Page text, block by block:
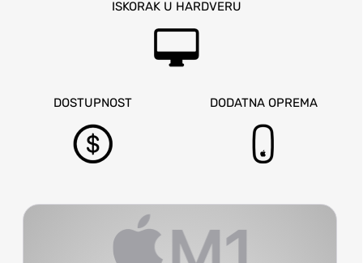
ISKORAK U HARDVERU
DOSTUPNOST DODATNA OPREMA